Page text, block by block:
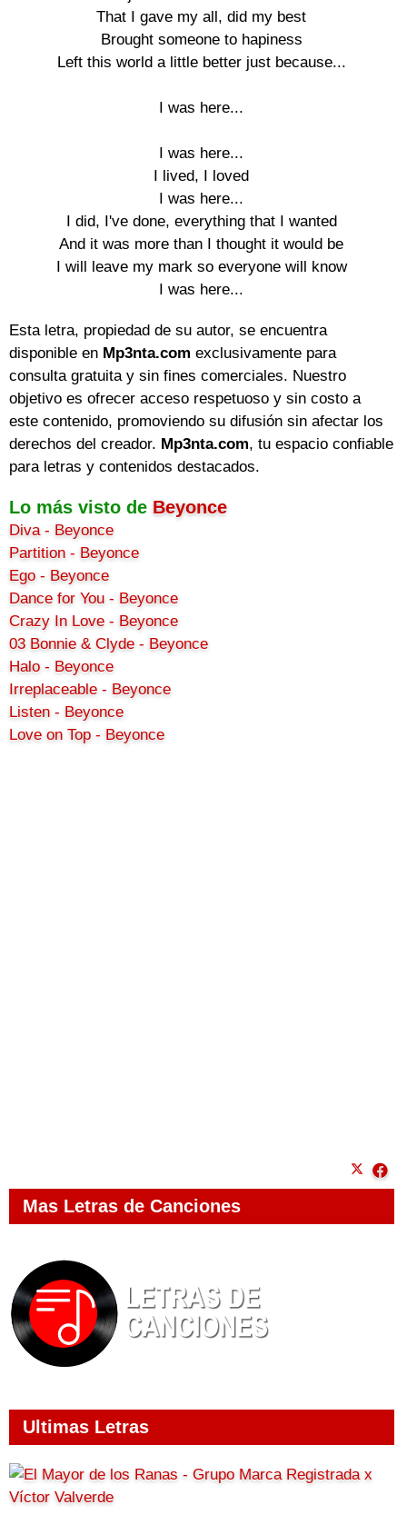
That I gave my all, did my best
Brought someone to hapiness
Left this world a little better just because...
I was here...
I was here...
I lived, I loved
I was here...
I did, I've done, everything that I wanted
And it was more than I thought it would be
I will leave my mark so everyone will know
I was here...
Esta letra, propiedad de su autor, se encuentra
disponible en Mp3nta.com exclusivamente para
consulta gratuita y sin fines comerciales. Nuestro
objetivo es ofrecer acceso respetuoso y sin costo a
este contenido, promoviendo su difusión sin afectar los
derechos del creador. Mp3nta.com, tu espacio confiable
para letras y contenidos destacados.
Lo más visto de Beyonce
Diva - Beyonce
Partition - Beyonce
Ego - Beyonce
Dance for You - Beyonce
Crazy In Love - Beyonce
03 Bonnie & Clyde - Beyonce
Halo - Beyonce
Irreplaceable - Beyonce
Listen - Beyonce
Love on Top - Beyonce
Mas Letras de Canciones
Ultimas Letras